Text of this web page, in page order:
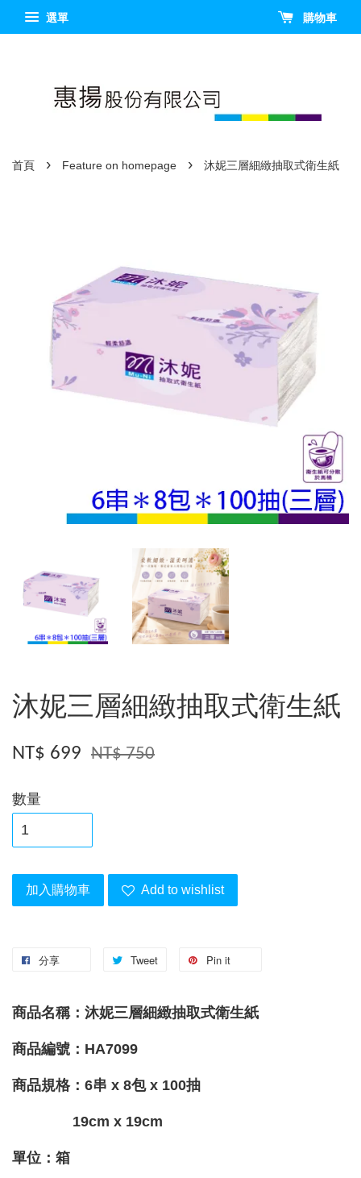
選單 購物車
首頁 › Feature on homepage › 沐妮三層細緻抽取式衛生紙
沐妮三層細緻抽取式衛生紙
NT$ 699 NT$ 750
數量
加入購物車 Add to wishlist
分享 Tweet Pin it
商品名稱：沐妮三層細緻抽取式衛生紙
商品編號：HA7099
商品規格： 6串 x 8包 x 100抽
19cm x 19cm
單位：箱